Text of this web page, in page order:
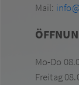
Mail:
Mo-Do
Freitag